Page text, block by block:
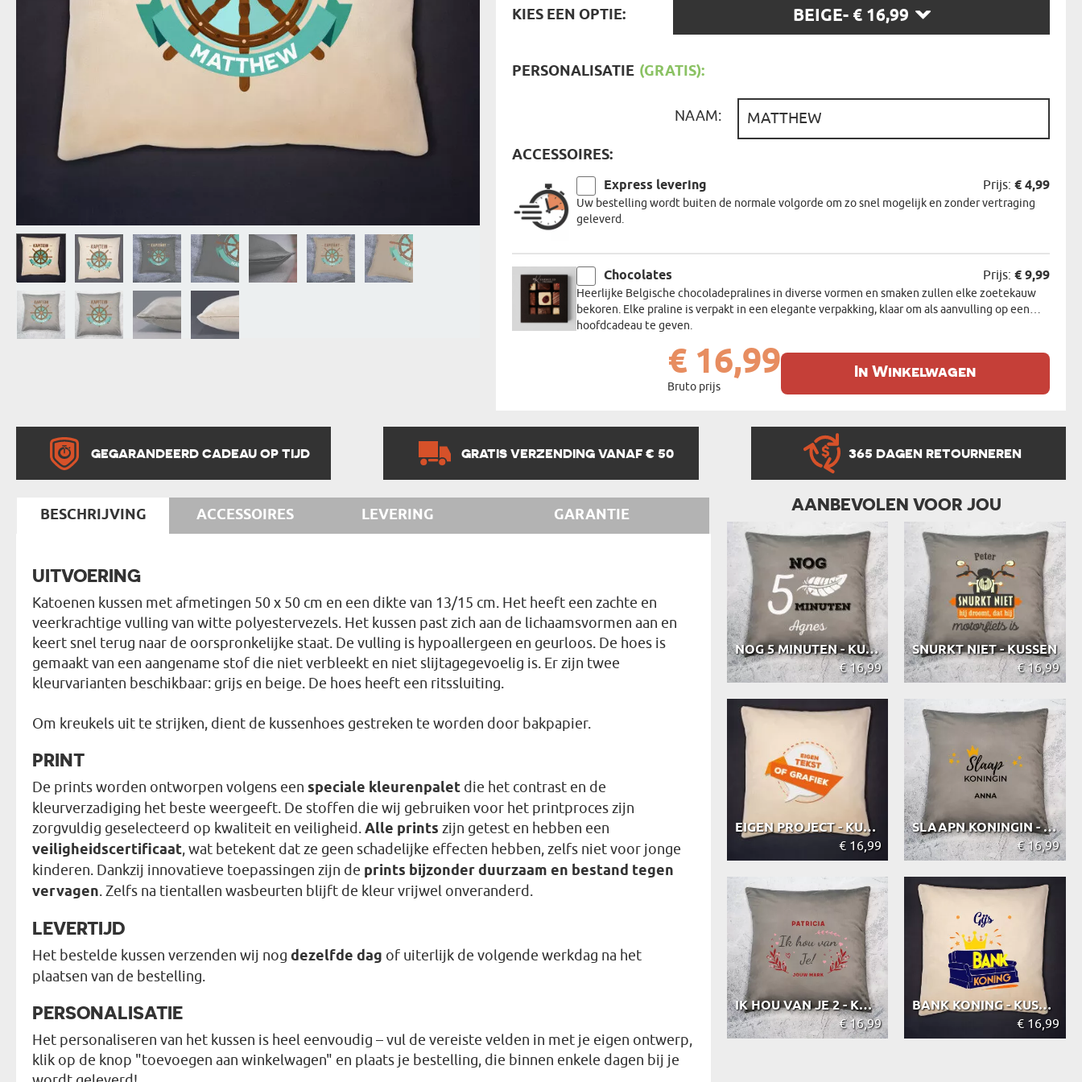
CADEAU VOORSCHOONOUDERS
SENIOREN
BRANDWEERMAN
BAAS
GRAPPENMAKER
VOEDINGSMIDDELEN
SOORT CADEAU
KIES EEN OPTIE: BEIGE- € 16,99
PERSONALISATIE (GRATIS):
NAAM:
ACCESSOIRES:
Express levering Prijs: € 4,99
Uw bestelling wordt buiten de normale volgorde om zo snel mogelijk en zonder vertraging
geleverd.
Chocolates Prijs: € 9,99
Heerlijke Belgische chocoladepralines in diverse vormen en smaken zullen elke zoetekauw
bekoren. Elke praline is verpakt in een elegante verpakking, klaar om als aanvulling op een
hoofdcadeau te geven.
€ 16,99
Bruto prijs
In Winkelwagen
GEGARANDEERD CADEAU OP TIJD GRATIS VERZENDING VANAF € 50 365 DAGEN RETOURNEREN
BESCHRIJVING ACCESSOIRES LEVERING GARANTIE
UITVOERING
Katoenen kussen met afmetingen 50 x 50 cm en een dikte van 13/15 cm. Het heeft een zachte en
veerkrachtige vulling van witte polyestervezels. Het kussen past zich aan de lichaamsvormen aan en
keert snel terug naar de oorspronkelijke staat. De vulling is hypoallergeen en geurloos. De hoes is
gemaakt van een aangename stof die niet verbleekt en niet slijtagegevoelig is. Er zijn twee
kleurvarianten beschikbaar: grijs en beige. De hoes heeft een ritssluiting.
Om kreukels uit te strijken, dient de kussenhoes gestreken te worden door bakpapier.
PRINT
De prints worden ontworpen volgens een speciale kleurenpalet die het contrast en de
kleurverzadiging het beste weergeeft. De stoffen die wij gebruiken voor het printproces zijn
zorgvuldig geselecteerd op kwaliteit en veiligheid.Alle prints zijn getest en hebben een
veiligheidscertificaat, wat betekent dat ze geen schadelijke effecten hebben, zelfs niet voor jonge
kinderen. Dankzij innovatieve toepassingen zijn de prints bijzonder duurzaam en bestand tegen
vervagen. Zelfs na tientallen wasbeurten blijft de kleur vrijwel onveranderd.
LEVERTIJD
Het bestelde kussen verzenden wij nog dezelfde dag of uiterlijk de volgende werkdag na het
plaatsen van de bestelling.
PERSONALISATIE
Het personaliseren van het kussen is heel eenvoudig – vul de vereiste velden in met je eigen ontwerp,
klik op de knop "toevoegen aan winkelwagen" en plaats je bestelling, die binnen enkele dagen bij je
AANBEVOLEN VOOR JOU
NOG 5 MINUTEN - KUSSEN
€ 16,99
SNURKT NIET - KUSSEN
€ 16,99
EIGEN PROJECT - KUSSEN
€ 16,99
SLAAPN KONINGIN - KUSSEN
€ 16,99
IK HOU VAN JE 2 - KUSSEN
€ 16,99
BANK KONING - KUSSEN
€ 16,99